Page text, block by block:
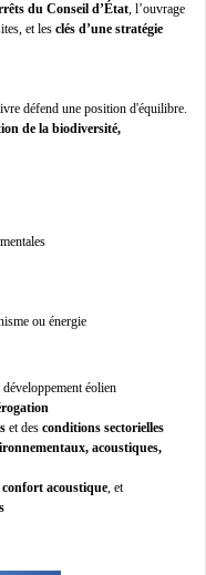
du Conseil d’État, l’ouvrage
et les clés d’une stratégie
défend une position d'équilibre.
de la biodiversité,
ou énergie
développement éolien
et des conditions sectorielles
acoustiques,
confort acoustique, et